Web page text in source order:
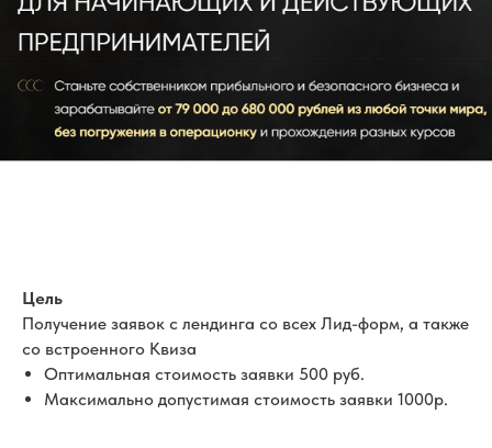
Цель
Получение заявок с лендинга со всех Лид-форм, а также
со встроенного Квиза
Оптимальная стоимость заявки 500 руб.
Максимально допустимая стоимость заявки 1000р.